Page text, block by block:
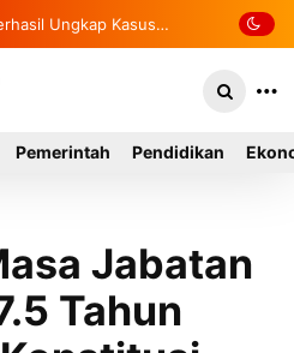
yang Melarikan Diri
Pemerintah Pendidikan
Jabatan
Tahun